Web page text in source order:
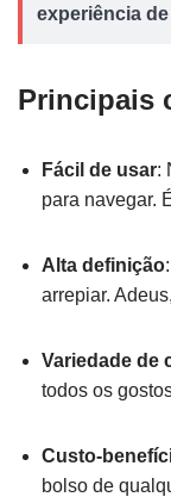
experiência
Principais
Fácil de usar:
para navegar.
Alta definição
arrepiar.
Variedade de
todos os
Custo-
bolso de